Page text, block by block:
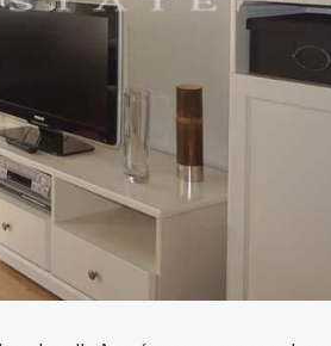
propias para recopilar información
Si continua navegando, supone la
El usuario tiene la posibilidad de
impedir que sean instaladas en su disco
dicha acción podrá ocasionar